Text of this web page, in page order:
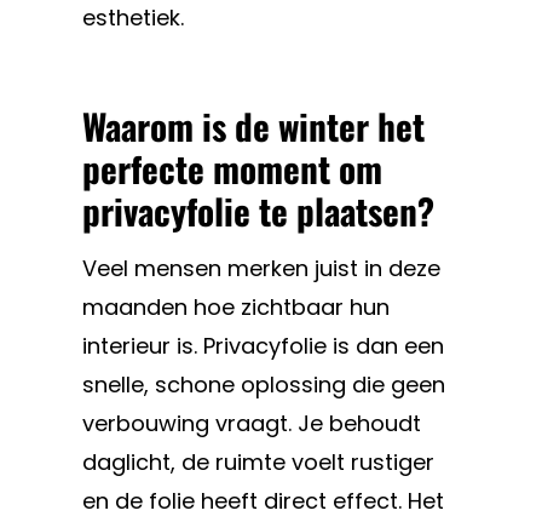
esthetiek.
Waarom is de winter het
perfecte moment om
privacyfolie te plaatsen?
Veel mensen merken juist in deze
maanden hoe zichtbaar hun
interieur is. Privacyfolie is dan een
snelle, schone oplossing die geen
verbouwing vraagt. Je behoudt
daglicht, de ruimte voelt rustiger
en de folie heeft direct effect. Het